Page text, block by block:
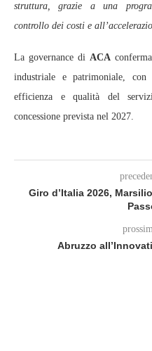
struttura, grazie a una
controllo dei costi e
La governance diACA
industriale e patrimoniale,
efficienza e qualità del
concessione prevista nel 2027.
Giro d’Italia 2026,
Abruzzo